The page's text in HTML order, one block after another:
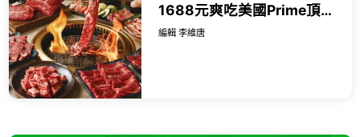
1688元爽吃美國Prime頂級
牛肉，七夕浪漫雙人餐999
編輯 李維唐